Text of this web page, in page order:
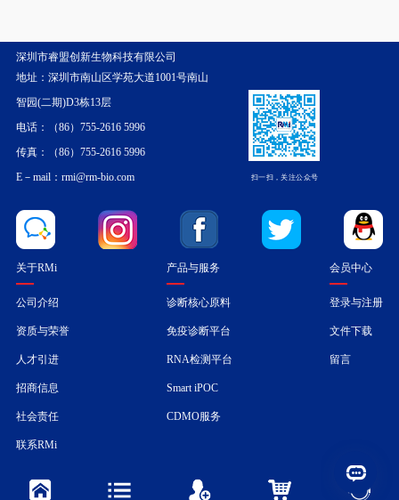
深圳市睿盟创新生物科技有限公司
地址：深圳市南山区学苑大道1001号南山
智园(二期)D3栋13层
电话：（86）755-2616 5996
传真：（86）755-2616 5996
E－mail：rmi@rm-bio.com
扫一扫，关注公众号
关于RMi
公司介绍
资质与荣誉
人才引进
招商信息
社会责任
联系RMi
产品与服务
诊断核心原料
免疫诊断平台
RNA检测平台
Smart iPOC
CDMO服务
会员中心
登录与注册
文件下载
留言
深圳市睿盟创新生物科技有限公司 ALL Rights Reserved